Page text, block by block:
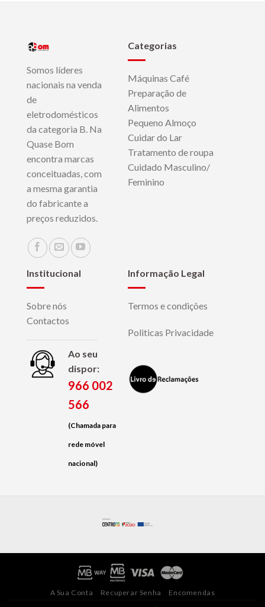
Somos líderes
nacionais na venda
de
eletrodomésticos
da categoria B. Na
Quase Bom
encontra marcas
conceituadas, com
a mesma garantia
do fabricante a
preços reduzidos.
Categorias
Máquinas Café
Preparação de
Alimentos
Pequeno Almoço
Cuidar do Lar
Tratamento de roupa
Cuidado Masculino/
Feminino
Institucional
Sobre nós
Contactos
Ao seu
dispor:
966 002
566
(Chamada para
rede móvel
nacional)
Informação Legal
Termos e condições
Politicas Privacidade
A Sua Conta Recuperar Senha Encomendas